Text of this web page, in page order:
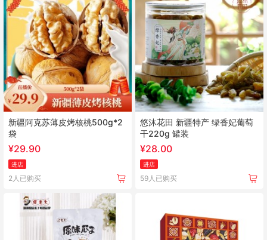
新疆阿克苏薄皮烤核桃500g*2
袋
¥29.90
进店
2人已购买
悠沐花田 新疆特产 绿香妃葡萄
干220g 罐装
¥28.00
进店
59人已购买